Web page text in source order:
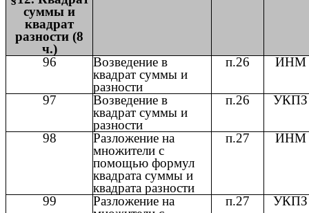
суммы и
квадрат
разности (8
ч.)
96
Возведение в
квадрат суммы и
разности
п.26 ИНМ
97
Возведение в
квадрат суммы и
разности
п.26 УКПЗ
98
Разложение на
множители с
помощью формул
квадрата суммы и
квадрата разности
п.27 ИНМ
99
Разложение на
п.27 УКПЗ